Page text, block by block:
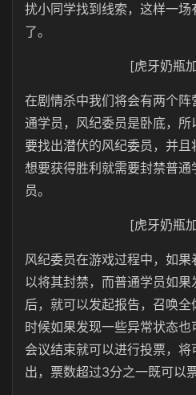
扰小同学找到线索，这样一
了。
[虎牙奶瓶
在剧情杀中我们将会有两个
通学员，风纪委员是卧底，
要找出潜伏的风纪委员，并
想要获得胜利就需要封禁普
员。
[虎牙奶瓶
风纪委员在游戏过程中，如
以将其封禁，而普通学员如
后，就可以发起报告，召唤
时候如果发现一些异常状态也
会议结束就可以进行投票，
出，票数超过3分之一既可以